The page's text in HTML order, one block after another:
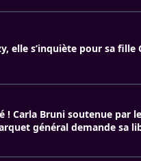
elle s’inquiète pour sa fille
! Carla Bruni soutenue par
général demande sa